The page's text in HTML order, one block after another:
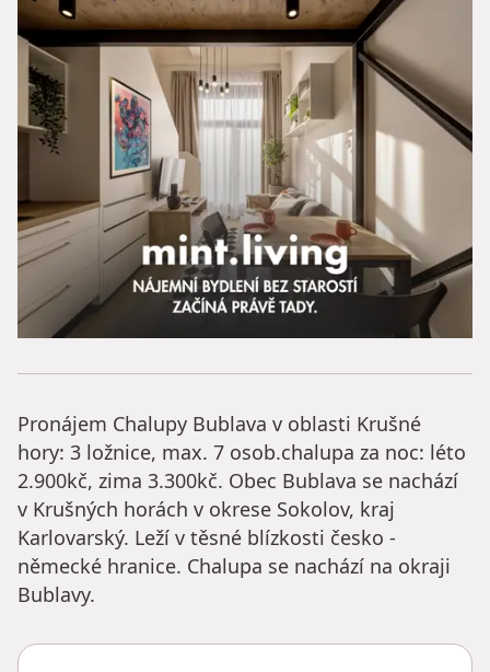
Pronájem Chalupy Bublava v oblasti Krušné
hory: 3 ložnice, max. 7 osob.chalupa za noc: léto
2.900kč, zima 3.300kč. Obec Bublava se nachází
v Krušných horách v okrese Sokolov, kraj
Karlovarský. Leží v těsné blízkosti česko -
německé hranice. Chalupa se nachází na okraji
Bublavy.